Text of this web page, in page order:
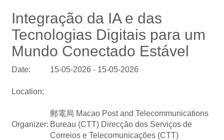
Integração da IA e das
Tecnologias Digitais para um
Mundo Conectado Estável
Date: 15-05-2026 - 15-05-2026
Location:
Organizer:
郵電局 Macao Post and Telecommunications
Bureau (CTT) Direcção dos Serviços de
Correios e Telecomunicações (CTT)